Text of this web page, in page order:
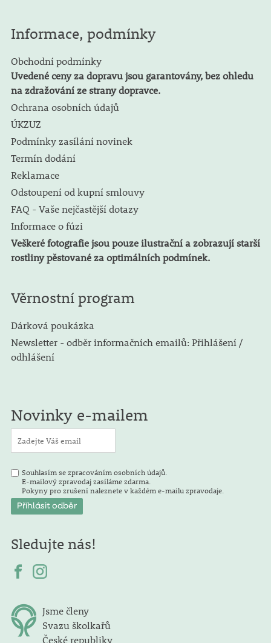
Informace, podmínky
Obchodní podmínky
Uvedené ceny za dopravu jsou garantovány, bez ohledu
na zdražování ze strany dopravce.
Ochrana osobních údajů
ÚKZUZ
Podmínky zasílání novinek
Termín dodání
Reklamace
Odstoupení od kupní smlouvy
FAQ - Vaše nejčastější dotazy
Informace o fúzi
Veškeré fotografie jsou pouze ilustrační a zobrazují starší
rostliny pěstované za optimálních podmínek.
Věrnostní program
Dárková poukázka
Newsletter - odběr informačních emailů: Přihlášení /
odhlášení
Novinky e-mailem
Souhlasím se zpracováním osobních údajů.
E-mailový zpravodaj zasíláme zdarma.
Pokyny pro zrušení naleznete v každém e-mailu zpravodaje.
Sledujte nás!
Jsme členy
Svazu školkařů
České republiky